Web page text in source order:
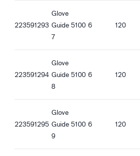
Bună aderență în condiții uscate
Guide 5100_hu-HU_Productsheet.pdf
Guide 5100_et-EE_Productsheet.pdf
223591293
Glove
Guide 5100
7
6 120
223591294
Glove
Guide 5100
8
6 120
223591295
Glove
Guide 5100
9
6 120